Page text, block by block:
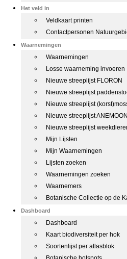
Het veld in
Veldkaart printen
Contactpersonen
Waarnemingen
Waarnemingen
Losse waarneming invoeren
Nieuwe streeplijst FLORON
Nieuwe streeplijst
Nieuwe streeplijst
Nieuwe streeplijst ANEMOON
Nieuwe streeplijst
Mijn Lijsten
Mijn Waarnemingen
Lijsten zoeken
Waarnemingen zoeken
Waarnemers
Botanische Collectie op de
Dashboard
Dashboard
Kaart biodiversiteit per hok
Soortenlijst per atlasblok